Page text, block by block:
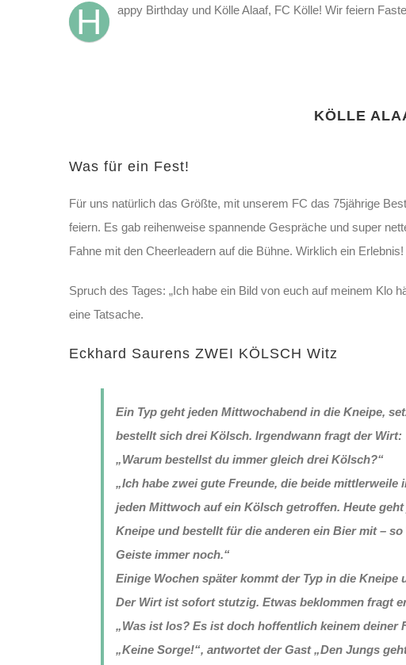
H appy Birthday und Kölle Alaaf, FC Kölle! Wir feiern
KÖLLE
Was für ein Fest!
Für uns natürlich das Größte, mit unserem FC das 75jährige
feiern. Es gab reihenweise spannende Gespräche und super
Fahne mit den Cheerleadern auf die Bühne. Wirklich ein Erlebnis!
Spruch des Tages: „Ich habe ein Bild von euch auf meinem Klo
eine Tatsache.
Eckhard Saurens ZWEI KÖLSCH Witz
Ein Typ geht jeden Mittwochabend in die Kneipe,
bestellt sich drei Kölsch. Irgendwann fragt der Wirt:
„Warum bestellst du immer gleich drei Kölsch?“
„Ich habe zwei gute Freunde, die beide
jeden Mittwoch auf ein Kölsch getroffen. Heute
Kneipe und bestellt für die anderen ein Bier mit –
Geiste immer noch.“
Einige Wochen später kommt der Typ in die
Der Wirt ist sofort stutzig. Etwas beklommen fragt
„Was ist los? Es ist doch hoffentlich keinem deiner
„Keine Sorge!“, antwortet der Gast „Den Jungs